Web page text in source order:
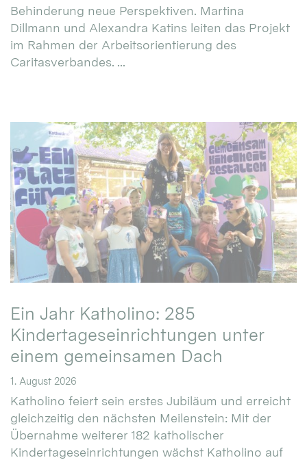
Behinderung neue Perspektiven. Martina
Dillmann und Alexandra Katins leiten das Projekt
im Rahmen der Arbeitsorientierung des
Caritasverbandes. ...
Ein Jahr Katholino: 285
Kindertageseinrichtungen unter
einem gemeinsamen Dach
1. August 2026
Katholino feiert sein erstes Jubiläum und erreicht
gleichzeitig den nächsten Meilenstein: Mit der
Übernahme weiterer 182 katholischer
Kindertageseinrichtungen wächst Katholino auf